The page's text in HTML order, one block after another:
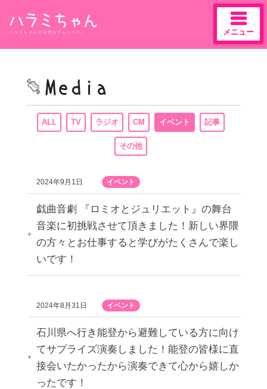
content
ハラミちゃんの公式ホームページ♪ メニュー
ALL TV ラジオ CM イベント 記事
その他
2024年9月1日 イベント
戯曲音劇 『ロミオとジュリエット』の舞台
音楽に初挑戦させて頂きました！新しい界隈
の方々とお仕事すると学びがたくさんで楽し
いです！
2024年8月31日 イベント
石川県へ行き能登から避難している方に向け
てサプライズ演奏しました！能登の皆様に直
接会いたかったから演奏できて心から嬉しか
ったです！